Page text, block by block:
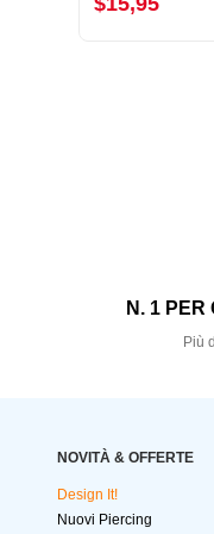
N. 1
Più
NOVITÀ & OFFERTE
Design It!
Nuovi Piercing